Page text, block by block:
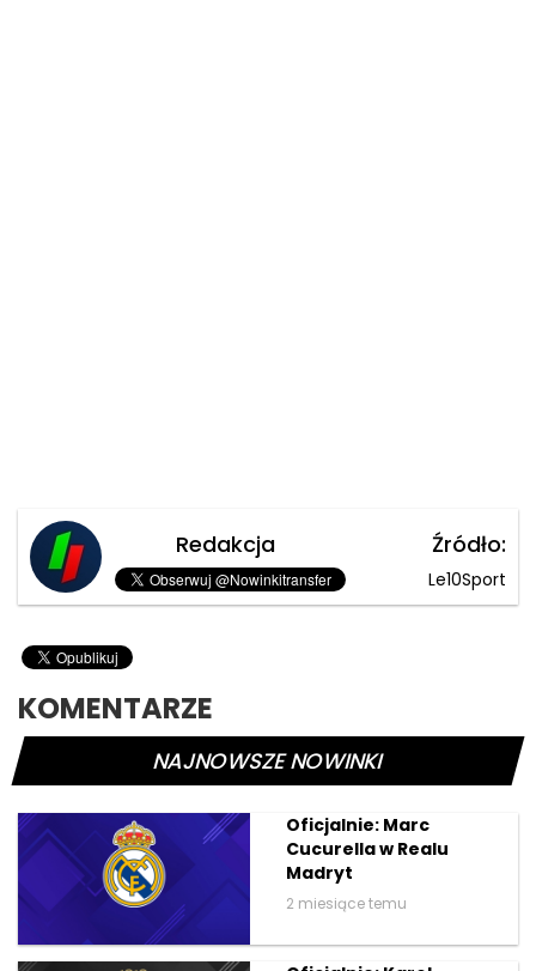
Redakcja Źródło:
Le10Sport
KOMENTARZE
NAJNOWSZE NOWINKI
Oficjalnie: Marc
Cucurella w Realu
Madryt
2 miesiące temu